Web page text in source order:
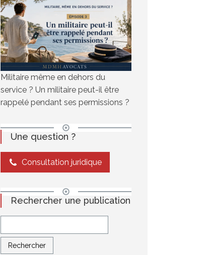
Militaire même en dehors du
service ? Un militaire peut-il être
rappelé pendant ses permissions ?
Une question ?
Consultation juridique
Rechercher une publication